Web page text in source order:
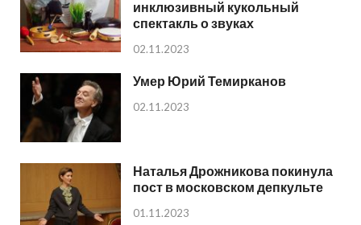
инклюзивный кукольный
спектакль о звуках
02.11.2023
Умер Юрий Темирканов
02.11.2023
Наталья Дрожникова покинула
пост в московском депкульте
01.11.2023